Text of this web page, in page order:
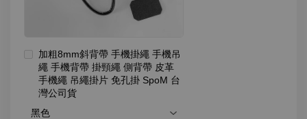
加粗8mm斜背帶 手機掛繩 手機吊
繩 手機背帶 掛頸繩 側背帶 皮革
手機繩 吊繩掛片 免孔掛 SpoM 台
灣公司貨